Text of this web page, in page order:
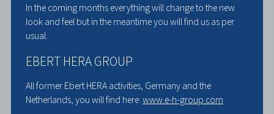
In the coming months everything will change to the new
look and feel but in the meantime you will find us as per
usual.
EBERT HERA GROUP
All former Ebert HERA activities, Germany and the
Netherlands, you will find here:www.e-h-group.com